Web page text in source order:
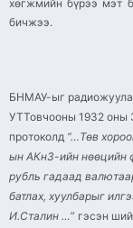
хөгжмийн бүрээ мэт
бичжээ.
БНМАУ-ыг
УТТовчооны 1932 оны
протоколд “…Төв
ын АКнЗ-ийн нөөцийн
рубль гадаад
батлах, хуулбарыг
И.Сталин …” гэсэн